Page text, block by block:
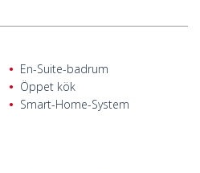
gör det idealiskt för boende och
en busshållplats bara 100
ringvägen 3,4 km bort, IKEA
spårvagnshållplats 4,8 km bort,
7,4 km bort, Antalyas
stranden 11,7 km bort.
En-Suite-badrum
Öppet kök
Smart-Home-System